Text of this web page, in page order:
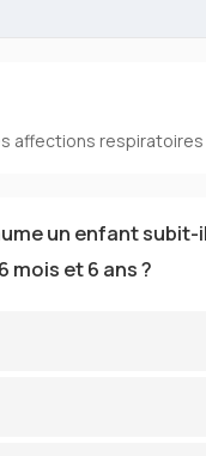
affections respiratoires
un enfant subit-
mois et 6 ans ?